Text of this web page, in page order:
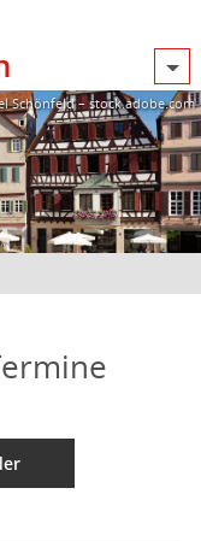
Schönfeld – stock.adobe.com